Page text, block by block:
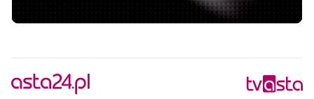
13:00
14:00
Wielkopolska na Weekend